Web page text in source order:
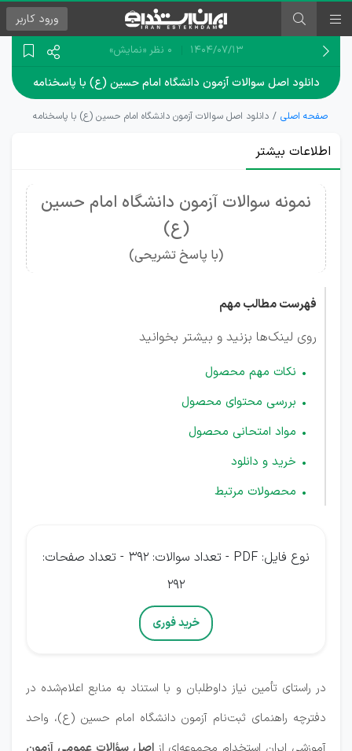
ورود کاربر
۱۴۰۴/۰۷/۱۳ 0 نظر «نمایش»
دانلود اصل سوالات آزمون دانشگاه امام حسین (ع) با پاسخنامه
صفحه اصلی دانلود اصل سوالات آزمون دانشگاه امام حسین (ع) با پاسخنامه
اطلاعات بیشتر
نمونه سوالات آزمون دانشگاه امام حسین
(ع)
(با پاسخ تشریحی)
فهرست مطالب مهم
روی لینک‌ها بزنید و بیشتر بخوانید
نکات مهم محصول
بررسی محتوای محصول
مواد امتحانی محصول
خرید و دانلود
محصولات مرتبط
نوع فایل: PDF - تعداد سوالات: 392 - تعداد صفحات:
292
خرید فوری
در راستای تأمین نیاز داوطلبان و با استناد به منابع اعلام‌شده در
دفترچه راهنمای ثبت‌نام آزمون دانشگاه امام حسین (ع)، واحد